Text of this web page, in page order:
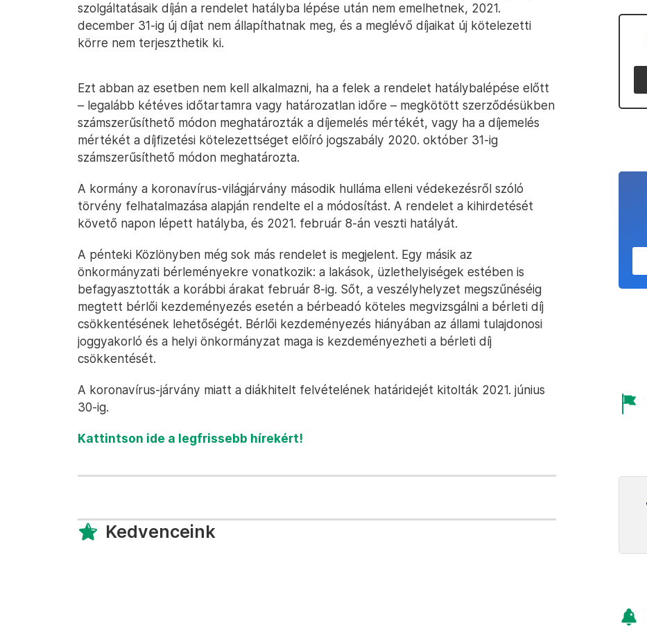
szolgáltatásaik díján a rendelet hatályba lépése után nem emelhetnek, 2021.
december 31-ig új díjat nem állapíthatnak meg, és a meglévő díjaikat új kötelezetti
körre nem terjeszthetik ki.
Ezt abban az esetben nem kell alkalmazni, ha a felek a rendelet hatálybalépése előtt
– legalább kétéves időtartamra vagy határozatlan időre – megkötött szerződésükben
számszerűsíthető módon meghatározták a díjemelés mértékét, vagy ha a díjemelés
mértékét a díjfizetési kötelezettséget előíró jogszabály 2020. október 31-ig
számszerűsíthető módon meghatározta.
A kormány a koronavírus-világjárvány második hulláma elleni védekezésről szóló
törvény felhatalmazása alapján rendelte el a módosítást. A rendelet a kihirdetését
követő napon lépett hatályba, és 2021. február 8-án veszti hatályát.
A pénteki Közlönyben még sok más rendelet is megjelent. Egy másik az
önkormányzati bérleményekre vonatkozik: a lakások, üzlethelyiségek estében is
befagyasztották a korábbi árakat február 8-ig. Sőt, a veszélyhelyzet megszűnéséig
megtett bérlői kezdeményezés esetén a bérbeadó köteles megvizsgálni a bérleti díj
csökkentésének lehetőségét. Bérlői kezdeményezés hiányában az állami tulajdonosi
joggyakorló és a helyi önkormányzat maga is kezdeményezheti a bérleti díj
csökkentését.
A koronavírus-járvány miatt a diákhitelt felvételének határidejét kitolták 2021. június
30-ig.
Kattintson ide a legfrissebb hírekért!
Kedvenceink